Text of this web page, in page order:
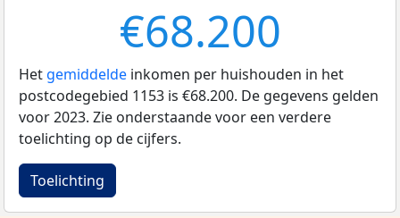
€68.200
Het gemiddelde inkomen per huishouden in het
postcodegebied 1153 is €68.200. De gegevens gelden
voor 2023. Zie onderstaande voor een verdere
toelichting op de cijfers.
Toelichting